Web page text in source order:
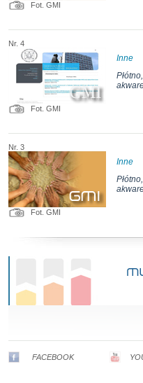
Fot. GMI
Nr. 4
Inne
Fot. GMI
Nr. 3
Inne
Fot. GMI
FACEBOOK